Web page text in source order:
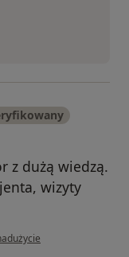
z dużą wiedzą.
wizyty
użytkownika Agnieszka